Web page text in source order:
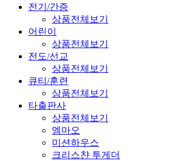
전기/간증
상품전체보기
어린이
상품전체보기
전도/선교
상품전체보기
큐티/훈련
상품전체보기
타출판사
상품전체보기
엠마오
미션하우스
크리스챤 투게더